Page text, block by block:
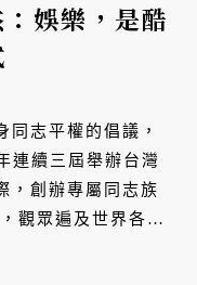
娛樂，是酷
同志平權的倡議，
連續三屆舉辦台灣
，創辦專屬同志族
觀眾遍及世界各